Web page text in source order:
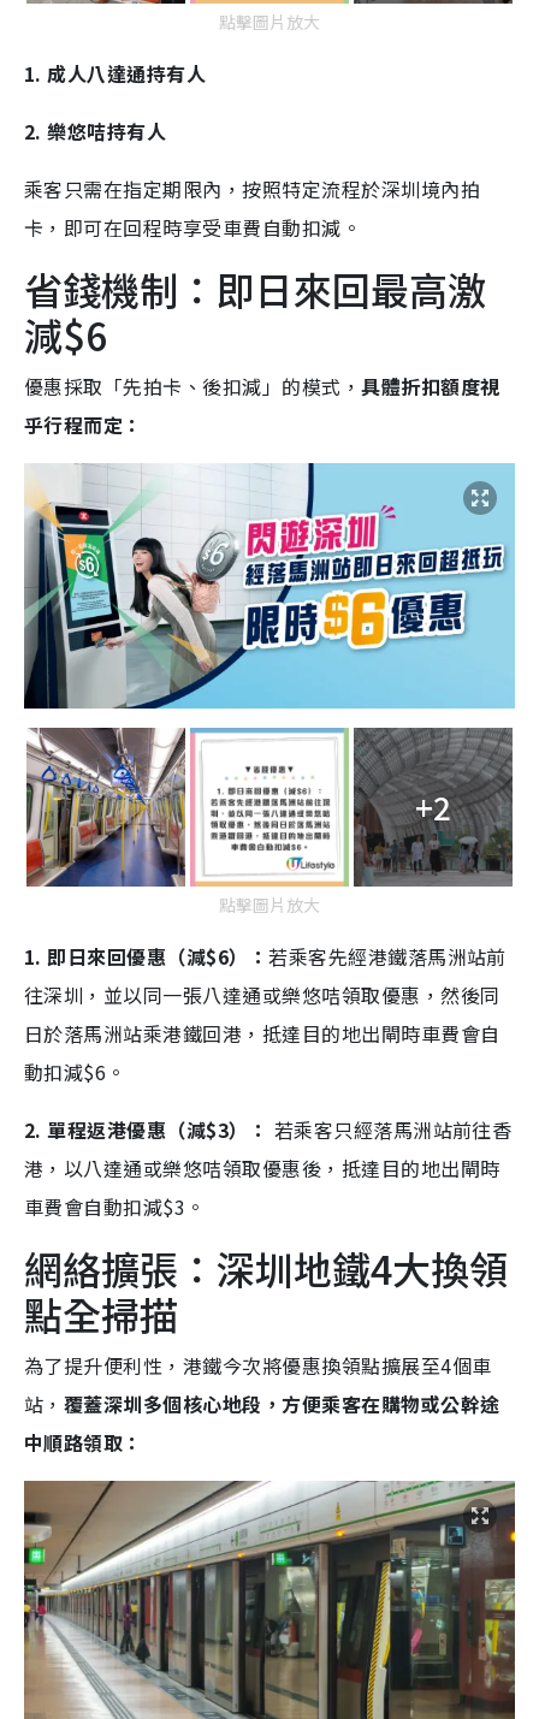
點擊圖片放大
1. 成人八達通持有人
2. 樂悠咭持有人
乘客只需在指定期限內，按照特定流程於深圳境內拍
卡，即可在回程時享受車費自動扣減。
省錢機制：即日來回最高激
減$6
優惠採取「先拍卡、後扣減」的模式，具體折扣額度視
乎行程而定：
+2
點擊圖片放大
1. 即日來回優惠（減$6）：若乘客先經港鐵落馬洲站前
往深圳，並以同一張八達通或樂悠咭領取優惠，然後同
日於落馬洲站乘港鐵回港，抵達目的地出閘時車費會自
動扣減$6。
2. 單程返港優惠（減$3）： 若乘客只經落馬洲站前往香
港，以八達通或樂悠咭領取優惠後，抵達目的地出閘時
車費會自動扣減$3。
網絡擴張：深圳地鐵4大換領
點全掃描
為了提升便利性，港鐵今次將優惠換領點擴展至4個車
站， 覆蓋深圳多個核心地段，方便乘客在購物或公幹途
中順路領取：